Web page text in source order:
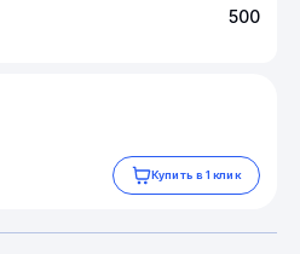
500
Купить в 1 клик